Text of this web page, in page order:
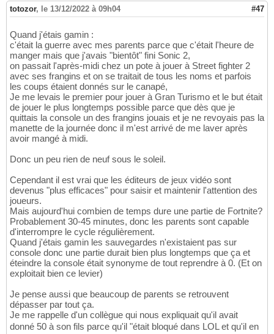
totozor, le 13/12/2022 à 09h04 #47
Quand j'étais gamin :
c'était la guerre avec mes parents parce que c'était l'heure de
manger mais que j'avais "bientôt" fini Sonic 2,
on passait l'après-midi chez un pote à jouer à Street fighter 2
avec ses frangins et on se traitait de tous les noms et parfois
les coups étaient donnés sur le canapé,
Je me levais le premier pour jouer à Gran Turismo et le but était
de jouer le plus longtemps possible parce que dès que je
quittais la console un des frangins jouais et je ne revoyais pas la
manette de la journée donc il m'est arrivé de me laver après
avoir mangé à midi.
Donc un peu rien de neuf sous le soleil.
Cependant il est vrai que les éditeurs de jeux vidéo sont
devenus "plus efficaces" pour saisir et maintenir l'attention des
joueurs.
Mais aujourd'hui combien de temps dure une partie de Fortnite?
Probablement 30-45 minutes, donc les parents sont capable
d'interrompre le cycle régulièrement.
Quand j'étais gamin les sauvegardes n'existaient pas sur
console donc une partie durait bien plus longtemps que ça et
éteindre la console était synonyme de tout reprendre à 0. (Et on
exploitait bien ce levier)
Je pense aussi que beaucoup de parents se retrouvent
dépasser par tout ça.
Je me rappelle d'un collègue qui nous expliquait qu'il avait
donné 50 à son fils parce qu'il "était bloqué dans LOL et qu'il en